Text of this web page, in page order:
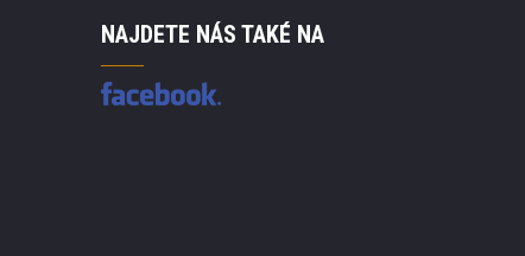
NAJDETE NÁS TAKÉ NA